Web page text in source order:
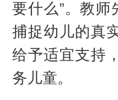
要什么”。教师
捕捉幼儿的真
给予适宜支持
务儿童。